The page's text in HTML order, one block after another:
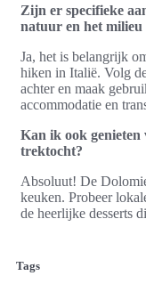
Zijn er specifieke
natuur en het
Ja, het is belangrijk
hiken in Italië. Volg
achter en maak
accommodatie en
Kan ik ook genieten
trektocht?
Absoluut! De
keuken. Probeer
de heerlijke desserts
Tags